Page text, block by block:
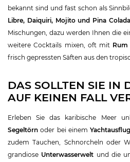
bekannt sind und fast schon als
Libre, Daiquiri, Mojito und Pina Colada
Mischungen, dazu werden Ihnen die
weitere Cocktails mixen, oft mit Rum
frisch gepressten Säften aus den
DAS SOLLTEN SIE IN
AUF KEINEN FALL
Erleben Sie das karibische Meer
Segeltörnoder bei einemYachtausflug
zudem Tauchen, Schnorcheln oder
grandiose Unterwasserwelt und die